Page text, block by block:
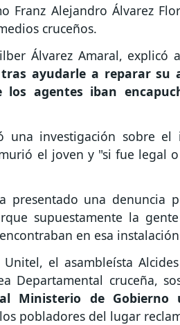
Franz Alejandro Álvarez
cruceños.
Álvarez Amaral, explicó
tras ayudarle a reparar su
agentes iban
una investigación sobre el
el joven y "si fue legal
presentado una denuncia
supuestamente la
en esa
el asambleísta
Departamental cruceña,
Ministerio de Gobierno
pobladores del lugar